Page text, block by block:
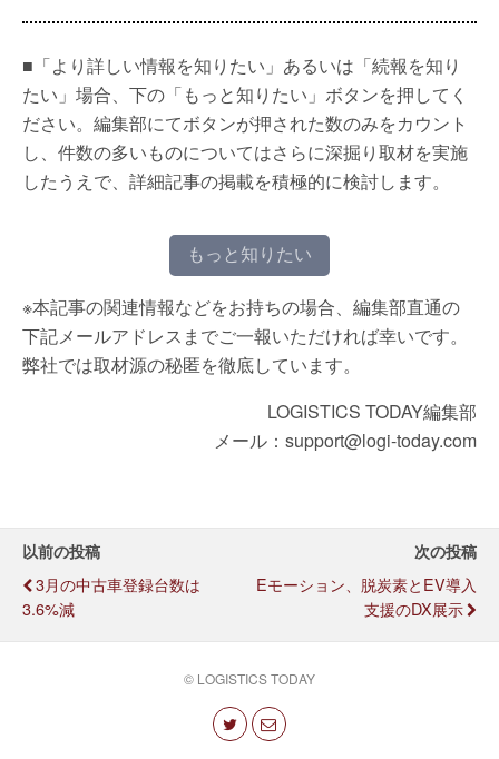
■「より詳しい情報を知りたい」あるいは「続報を知り
たい」場合、下の「もっと知りたい」ボタンを押してく
ださい。編集部にてボタンが押された数のみをカウント
し、件数の多いものについてはさらに深掘り取材を実施
したうえで、詳細記事の掲載を積極的に検討します。
もっと知りたい
※本記事の関連情報などをお持ちの場合、編集部直通の
下記メールアドレスまでご一報いただければ幸いです。
弊社では取材源の秘匿を徹底しています。
LOGISTICS TODAY編集部
メール：support@logi-today.com
以前の投稿
3月の中古車登録台数は
3.6%減
次の投稿
Eモーション、脱炭素とEV導入
支援のDX展示
© LOGISTICS TODAY